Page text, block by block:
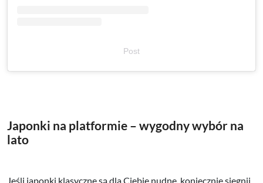
Post
Japonki na platformie – wygodny wybór na
lato
Jeśli japonki klasyczne są dla Ciebie nudne, koniecznie sięgnij